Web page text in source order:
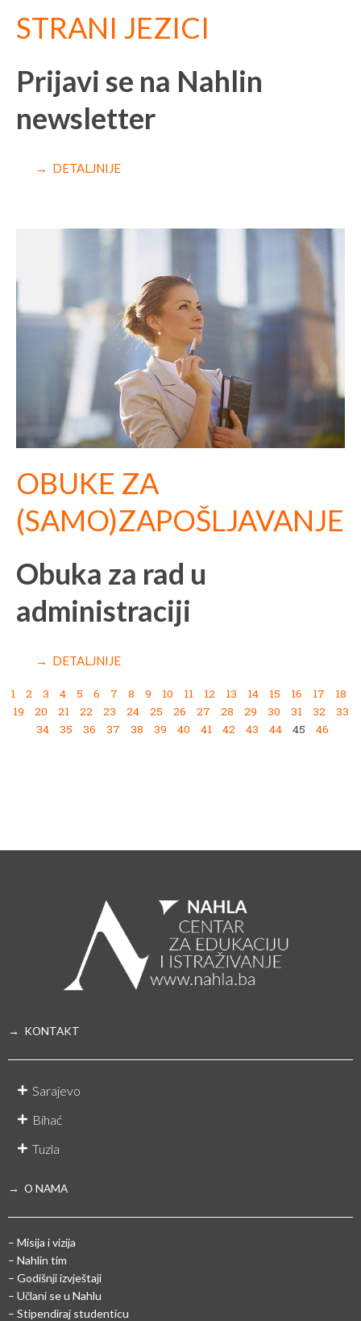
STRANI JEZICI
Prijavi se na Nahlin
newsletter
→ DETALJNIJE
OBUKE ZA
(SAMO)ZAPOŠLJAVANJE
Obuka za rad u
administraciji
→ DETALJNIJE
1 2 3 4 5 6 7 8 9 10 11 12 13 14 15 16 17
18
19
20 21 22 23 24 25 26 27 28 29 30 31 32
33
34
35 36 37 38 39 40 41 42 43 44 45 46
→ KONTAKT
Sarajevo
Bihać
Tuzla
→ O NAMA
– Misija i vizija
– Nahlin tim
– Godišnji izvještaji
– Učlani se u Nahlu
– Stipendiraj studenticu